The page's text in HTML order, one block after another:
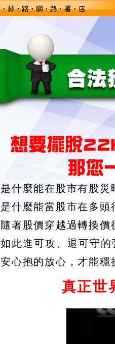
是什麼能在股市有股
是什麼能當股市在多
隨著股價穿越過轉換
如此進可攻、退可守
安心抱的放心，才能穩
真正世